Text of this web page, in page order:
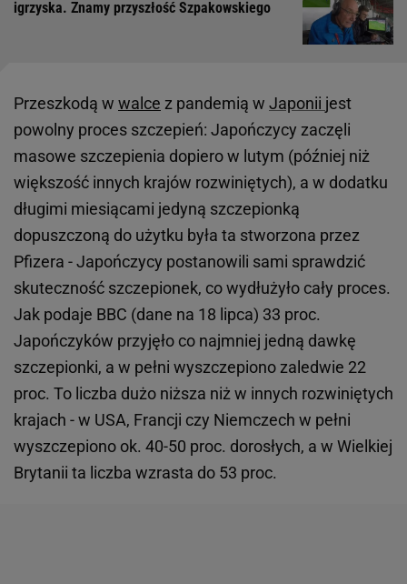
igrzyska. Znamy przyszłość Szpakowskiego
Przeszkodą w walce z pandemią w Japonii jest
powolny proces szczepień: Japończycy zaczęli
masowe szczepienia dopiero w lutym (później niż
większość innych krajów rozwiniętych), a w dodatku
długimi miesiącami jedyną szczepionką
dopuszczoną do użytku była ta stworzona przez
Pfizera - Japończycy postanowili sami sprawdzić
skuteczność szczepionek, co wydłużyło cały proces.
Jak podaje BBC (dane na 18 lipca) 33 proc.
Japończyków przyjęło co najmniej jedną dawkę
szczepionki, a w pełni wyszczepiono zaledwie 22
proc. To liczba dużo niższa niż w innych rozwiniętych
krajach - w USA, Francji czy Niemczech w pełni
wyszczepiono ok. 40-50 proc. dorosłych, a w Wielkiej
Brytanii ta liczba wzrasta do 53 proc.